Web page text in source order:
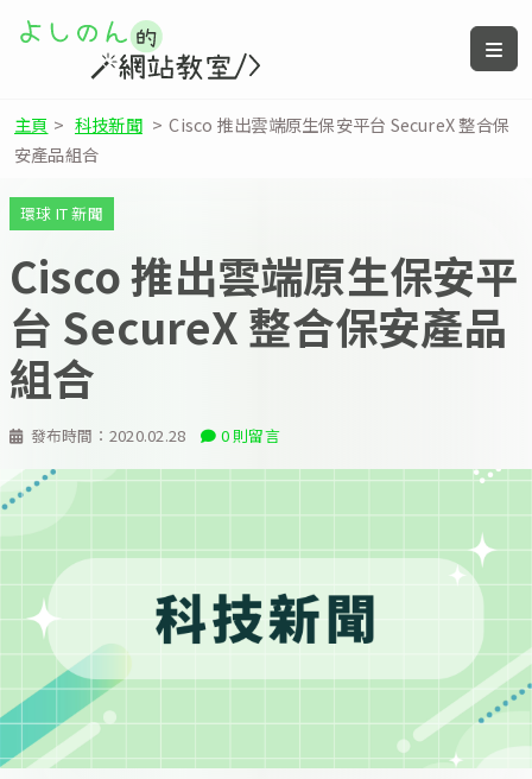
主頁 > 科技新聞 > Cisco 推出雲端原生保安平台 SecureX 整合保
安產品組合
發布時間： 2020.02.28 0 則留言
環球 IT 新聞
Cisco 推出雲端原生保安平
台 SecureX 整合保安產品
組合